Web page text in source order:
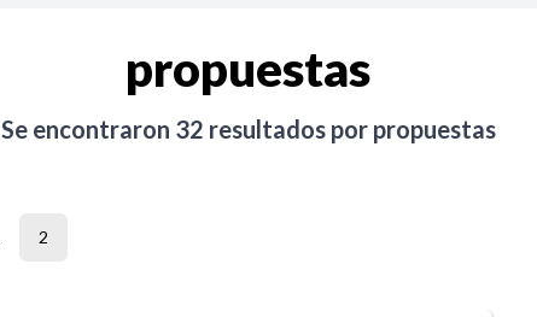
propuestas
Se encontraron 32 resultados por propuestas
2